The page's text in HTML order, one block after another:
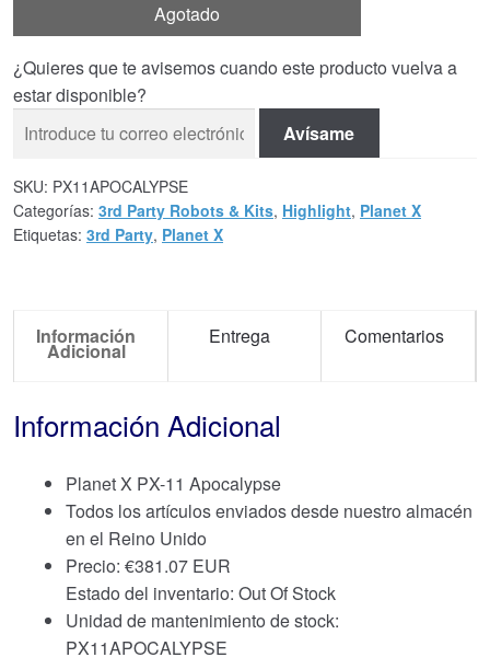
Agotado
¿Quieres que te avisemos cuando este producto vuelva a
estar disponible?
Avísame
SKU: PX11APOCALYPSE
Categorías: 3rd Party Robots & Kits, Highlight, Planet X
Etiquetas: 3rd Party, Planet X
Información
Adicional
Entrega Comentarios
Información Adicional
Planet X PX-11 Apocalypse
Todos los artículos enviados desde nuestro almacén
en el Reino Unido
Precio: €381.07 EUR
Estado del inventario: Out Of Stock
Unidad de mantenimiento de stock:
PX11APOCALYPSE